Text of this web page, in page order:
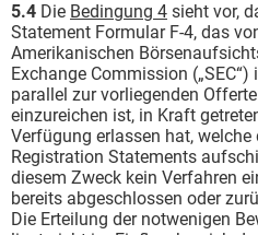
5.4 Die Bedingung 4 sieht vor,
Statement Formular F-4, das
Amerikanischen
Exchange Commission
parallel zur vorliegenden
einzureichen ist, in Kraft
Verfügung erlassen hat,
Registration Statements
diesem Zweck kein Verfahren
bereits abgeschlossen oder
Die Erteilung der notwenigen